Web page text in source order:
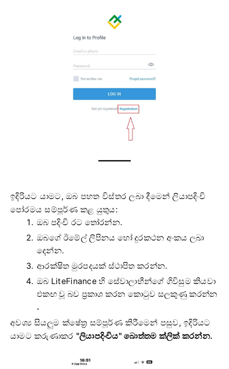
ඉදිරියට යාමට, ඔබ පහත විස්තර ලබා දීමෙන් ලියාපදිංචි
පෝරමය සම්පූර්ණ කළ යුතුය:
ඔබ පදිංචි රට තෝරන්න.
ඔබගේ ඊමේල් ලිපිනය හෝ දුරකථන අංකය ලබා
දෙන්න.
ආරක්ෂිත මුරපදයක් ස්ථාපිත කරන්න.
ඔබ LiteFinance හි සේවාලාභීන්ගේ ගිවිසුම කියවා
එකඟ වූ බව ප්‍රකාශ කරන කොටුව සලකුණු කරන්න
.
අවශ්‍ය සියලුම ක්ෂේත්‍ර සම්පූර්ණ කිරීමෙන් පසුව,ඉදිරියට
යාමට කරුණාකර "ලියාපදිංචිය" බොත්තම ක්ලික් කරන්න.